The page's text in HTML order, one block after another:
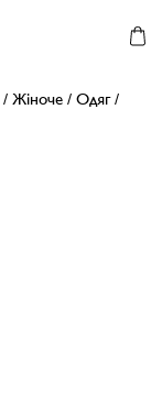
/ Жіноче / Одяг/